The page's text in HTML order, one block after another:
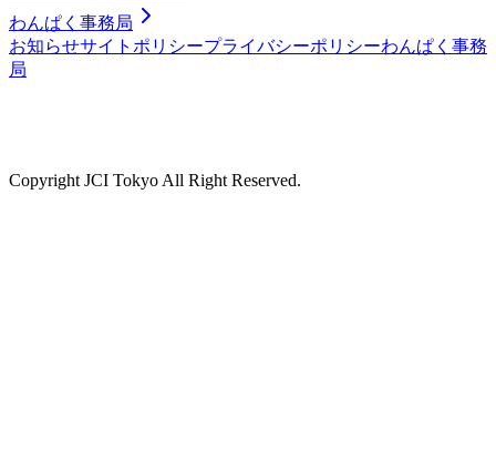
わんぱく事務局
お知らせサイトポリシープライバシーポリシーわんぱく事務
局
Copyright JCI Tokyo All Right Reserved.